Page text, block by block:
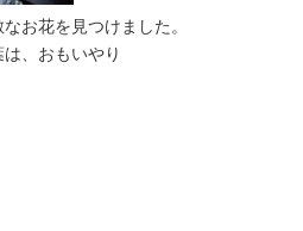
お花を見つけました。
は、おもいやり